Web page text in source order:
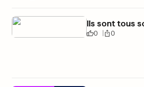
Ils sont tous
0 0